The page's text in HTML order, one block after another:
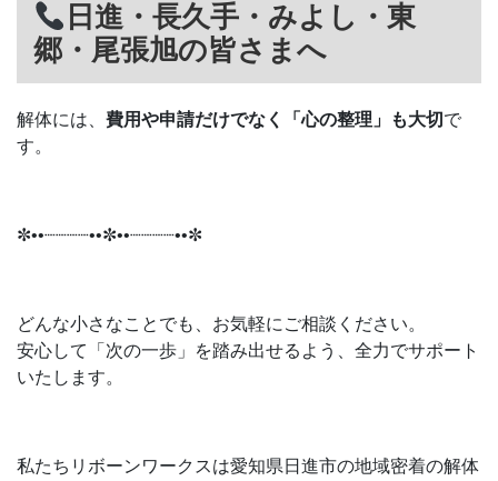
日進・長久手・みよし・東
郷・尾張旭の皆さまへ
解体には、 費用や申請だけでなく「心の整理」も大切 で
す。
✼••┈┈┈┈••✼••┈┈┈┈••✼
どんな小さなことでも、お気軽にご相談ください。
安心して「次の一歩」を踏み出せるよう、全力でサポート
いたします。
私たちリボーンワークスは愛知県日進市の地域密着の解体